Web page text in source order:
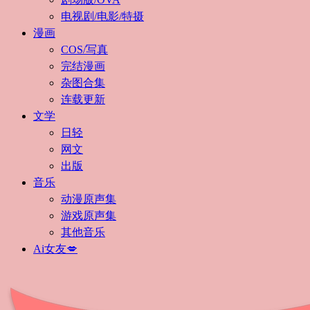
电视剧/电影/特摄
漫画
COS/写真
完结漫画
杂图合集
连载更新
文学
日轻
网文
出版
音乐
动漫原声集
游戏原声集
其他音乐
Ai女友💋